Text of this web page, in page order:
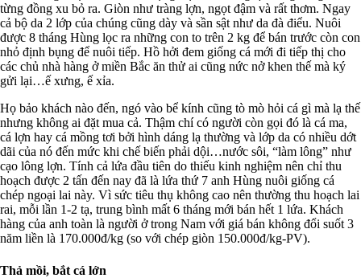
từng đồng xu bỏ ra. Giòn như tràng lợn, ngọt đậm và rất thơm. Ngay
cả bộ da 2 lớp của chúng cũng dày và sần sật như da đà điểu. Nuôi
được 8 tháng Hùng lọc ra những con to trên 2 kg để bán trước còn con
nhỏ định bụng để nuôi tiếp. Hồ hởi đem giống cá mới đi tiếp thị cho
các chủ nhà hàng ở miền Bắc ăn thử ai cũng nức nở khen thế mà ký
gửi lại…ế xưng, ế xỉa.
Họ bảo khách nào đến, ngó vào bể kính cũng tò mò hỏi cá gì mà lạ thế
nhưng không ai đặt mua cả. Thậm chí có người còn gọi đó là cá ma,
cá lợn hay cá mồng tơi bởi hình dáng lạ thường và lớp da có nhiều dớt
dãi của nó đến mức khi chế biến phải dội…nước sôi, “làm lông” như
cạo lông lợn. Tính cả lứa đầu tiên do thiếu kinh nghiệm nên chỉ thu
hoạch được 2 tấn đến nay đã là lứa thứ 7 anh Hùng nuôi giống cá
chép ngoại lai này. Vì sức tiêu thụ không cao nên thường thu hoạch lai
rai, mỗi lần 1-2 tạ, trung bình mất 6 tháng mới bán hết 1 lứa. Khách
hàng của anh toàn là người ở trong Nam với giá bán không đổi suốt 3
năm liền là 170.000đ/kg (so với chép giòn 150.000đ/kg-PV).
Thả mồi, bắt cá lớn